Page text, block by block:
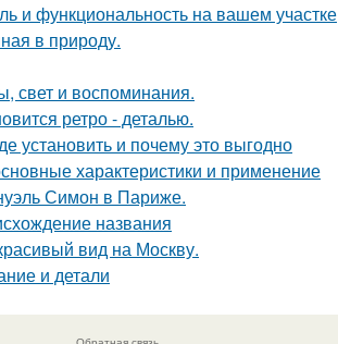
и функциональность на вашем участке
в природу.
свет и воспоминания.
ретро - деталью.
установить и почему это выгодно
характеристики и применение
Симон в Париже.
названия
вид на Москву.
и детали